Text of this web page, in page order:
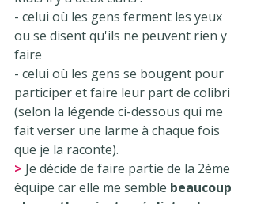
- celui où les gens ferment les yeux
ou se disent qu'ils ne peuvent rien y
faire
- celui où les gens se bougent pour
participer et faire leur part de colibri
(selon la légende ci-dessous qui me
fait verser une larme à chaque fois
que je la raconte).
> Je décide de faire partie de la 2ème
équipe car elle me semble beaucoup